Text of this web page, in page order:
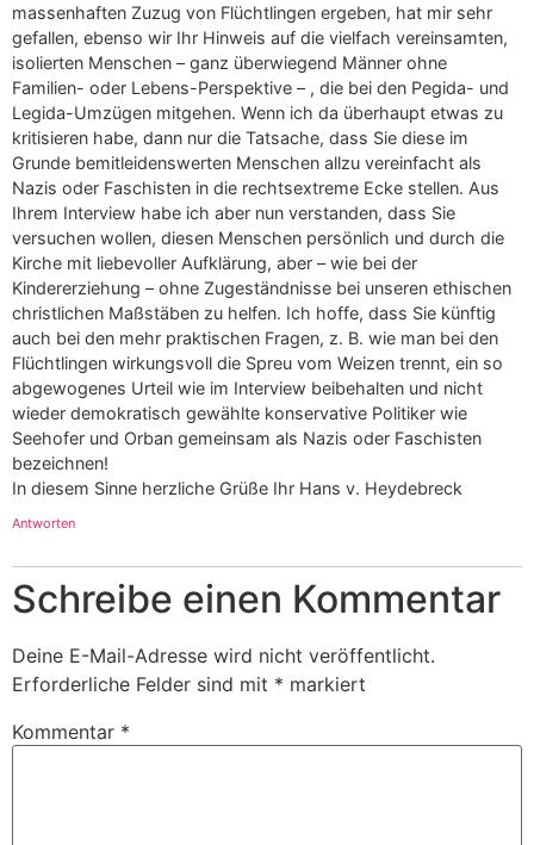
massenhaften Zuzug von Flüchtlingen ergeben, hat mir sehr
gefallen, ebenso wir Ihr Hinweis auf die vielfach vereinsamten,
isolierten Menschen – ganz überwiegend Männer ohne
Familien- oder Lebens-Perspektive – , die bei den Pegida- und
Legida-Umzügen mitgehen. Wenn ich da überhaupt etwas zu
kritisieren habe, dann nur die Tatsache, dass Sie diese im
Grunde bemitleidenswerten Menschen allzu vereinfacht als
Nazis oder Faschisten in die rechtsextreme Ecke stellen. Aus
Ihrem Interview habe ich aber nun verstanden, dass Sie
versuchen wollen, diesen Menschen persönlich und durch die
Kirche mit liebevoller Aufklärung, aber – wie bei der
Kindererziehung – ohne Zugeständnisse bei unseren ethischen
christlichen Maßstäben zu helfen. Ich hoffe, dass Sie künftig
auch bei den mehr praktischen Fragen, z. B. wie man bei den
Flüchtlingen wirkungsvoll die Spreu vom Weizen trennt, ein so
abgewogenes Urteil wie im Interview beibehalten und nicht
wieder demokratisch gewählte konservative Politiker wie
Seehofer und Orban gemeinsam als Nazis oder Faschisten
bezeichnen!
In diesem Sinne herzliche Grüße Ihr Hans v. Heydebreck
Antworten
Schreibe einen Kommentar
Deine E-Mail-Adresse wird nicht veröffentlicht.
Erforderliche Felder sind mit * markiert
Kommentar *